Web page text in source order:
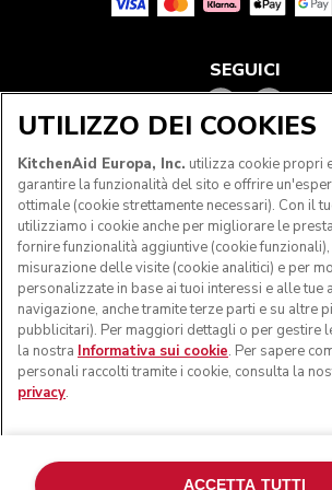
SEGUICI
© KitchenAid 2026 - Tutti i diritti
design della planetaria sono marchi
Uniti e altrove.
UTILIZZO DEI COOKIES
KitchenAid Europa, Inc. utilizza cookie propri
garantire la funzionalità del sito e offrire
ottimale (cookie strettamente necessari). Con il
utilizziamo i cookie anche per migliorare le
fornire funzionalità aggiuntive (cookie
misurazione delle visite (cookie analitici) e per
personalizzate in base ai tuoi interessi e alle tue
navigazione, anche tramite terze parti e su altre
pubblicitari). Per maggiori dettagli o per gestire
la nostra Informativa sui cookie. Per sapere
personali raccolti tramite i cookie, consulta la
privacy.
ACCETTA TUTTI